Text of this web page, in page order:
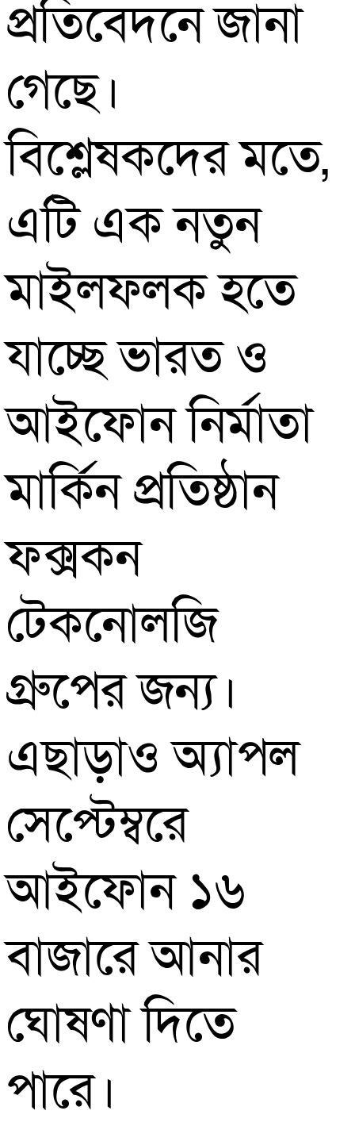
প্রতিবেদনে জানা
গেছে।
বিশ্লেষকদের মতে,
এটি এক নতুন
মাইলফলক হতে
যাচ্ছে ভারত ও
আইফোন নির্মাতা
মার্কিন প্রতিষ্ঠান
ফক্সকন
টেকনোলজি
গ্রুপের জন্য।
এছাড়াও অ্যাপল
সেপ্টেম্বরে
আইফোন ১৬
বাজারে আনার
ঘোষণা দিতে
পারে।